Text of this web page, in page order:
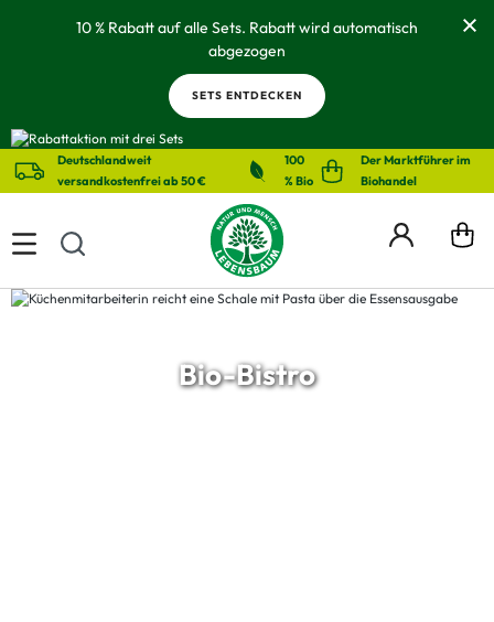
springen10 % Rabatt auf alle Sets. Rabatt wird automatisch
abgezogen
SETS ENTDECKEN
Deutschlandweit
versandkostenfrei ab 50 €
100
% Bio
Der Marktführer im
Biohandel
Bio-Bistro